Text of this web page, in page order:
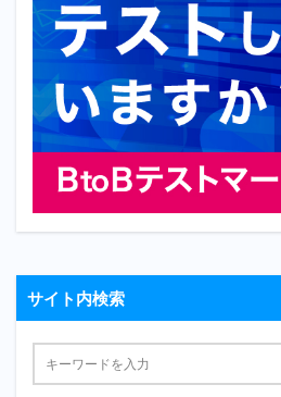
サイト内検索